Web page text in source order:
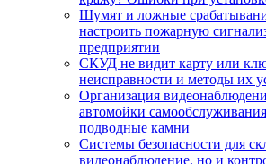
Шумят и ложные
настроить пожарную
предприятии
СКУД не видит карту или
неисправности и методы их
Организация
автомойки
подводные камни
Системы безопасности для
видеонаблюдение, но и